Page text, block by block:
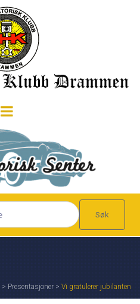
Søk
> Presentasjoner > Vi gratulerer jubilanten